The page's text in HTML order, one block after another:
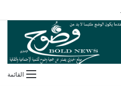
لحج القرعة الأربعاء المقبل
القائمة